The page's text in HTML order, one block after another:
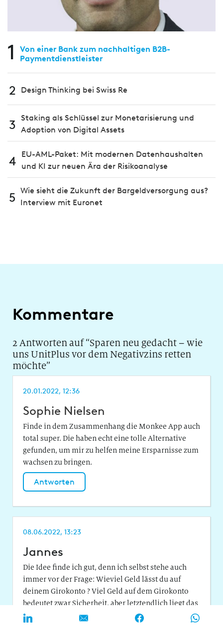
1
Von einer Bank zum nachhaltigen B2B-
Paymentdienstleister
2 Design Thinking bei Swiss Re
3 Staking als Schlüssel zur Monetarisierung und
Adoption von Digital Assets
4
EU-AML-Paket: Mit modernen Datenhaushalten
und KI zur neuen Ära der Risikoanalyse
5 Wie sieht die Zukunft der Bargeldversorgung aus?
Interview mit Euronet
Kommentare
2 Antworten auf “Sparen neu gedacht – wie
uns UnitPlus vor dem Negativzins retten
möchte”
20.01.2022, 12:36
Sophie Nielsen
Finde in dem Zusammenhang die Monkee App auch
total super. Die haben echt eine tolle Alternative
gefunden, um mir zu helfen meine Ersparnisse zum
wachsen zu bringen.
Antworten
08.06.2022, 13:23
Jannes
Die Idee finde ich gut, denn ich selbst stehe auch
immer vor der Frage: Wieviel Geld lässt du auf
deinem Girokonto ? Viel Geld auf dem Girokonto
bedeutet zwar Sicherheit, aber letztendlich liegt das
Geld unproduktiv herum.